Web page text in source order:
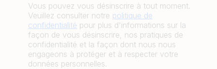
Vous pouvez vous désinscrire à tout moment.
Veuillez consulter notre politique de
confidentialité pour plus d'informations sur la
façon de vous désinscrire, nos pratiques de
confidentialité et la façon dont nous nous
engageons à protéger et à respecter votre
données personnelles.